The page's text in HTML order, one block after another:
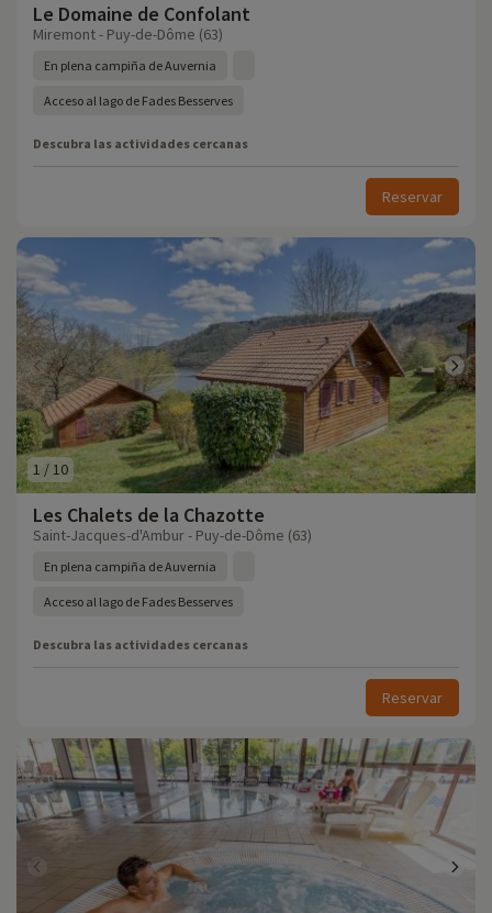
Le Domaine de Confolant
Miremont - Puy-de-Dôme (63)
En plena campiña de Auvernia
Acceso al lago de Fades Besserves
Descubra las actividades cercanas
Reservar
1 /10
Les Chalets de la Chazotte
Saint-Jacques-d'Ambur - Puy-de-Dôme (63)
En plena campiña de Auvernia
Acceso al lago de Fades Besserves
Descubra las actividades cercanas
Reservar